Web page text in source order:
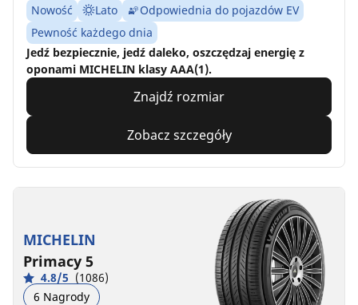
Nowość Lato
Odpowiednia do pojazdów EV
Pewność każdego dnia
Jedź bezpiecznie, jedź daleko, oszczędzaj energię z
oponami MICHELIN klasy AAA(1).
Znajdź rozmiar
Zobacz szczegóły
MICHELIN
Primacy 5
4.8/5 (1086)
6 Nagrody